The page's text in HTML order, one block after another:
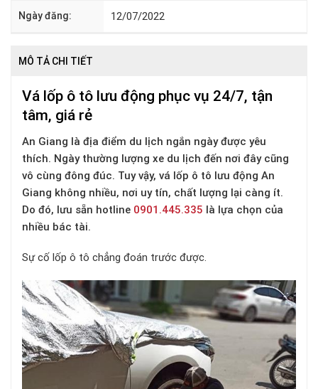
Ngày đăng: 12/07/2022
MÔ TẢ CHI TIẾT
Vá lốp ô tô lưu động phục vụ 24/7, tận
tâm, giá rẻ
An Giang là địa điểm du lịch ngắn ngày được yêu
thích. Ngày thường lượng xe du lịch đến nơi đây cũng
vô cùng đông đúc. Tuy vậy, vá lốp ô tô lưu động An
Giang không nhiều, nơi uy tín, chất lượng lại càng ít.
Do đó, lưu sẵn hotline 0901.445.335 là lựa chọn của
nhiều bác tài.
Sự cố lốp ô tô chẳng đoán trước được.